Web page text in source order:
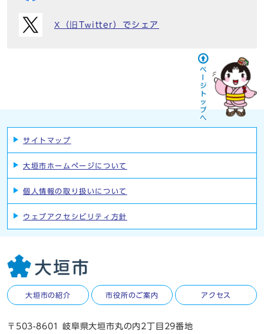
X（旧Twitter）でシェア
サイトマップ
大垣市ホームページについて
個人情報の取り扱いについて
ウェブアクセシビリティ方針
大垣市の紹介 市役所のご案内 アクセス
〒503-8601 岐阜県大垣市丸の内2丁目29番地